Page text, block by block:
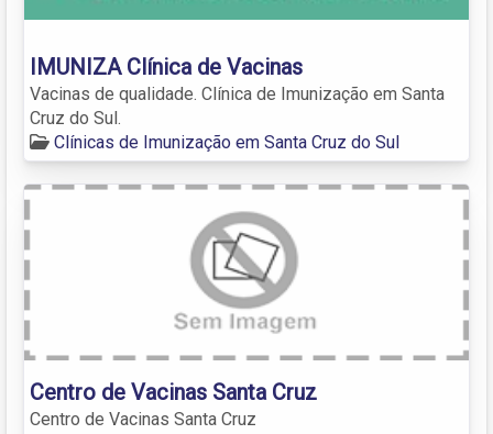
IMUNIZA Clínica de Vacinas
Vacinas de qualidade. Clínica de Imunização em Santa
Cruz do Sul.
Clínicas de Imunização em Santa Cruz do Sul
Centro de Vacinas Santa Cruz
Centro de Vacinas Santa Cruz